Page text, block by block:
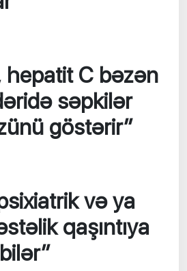
hepatit C bəzən
səpkilər
göstərir”
və ya
qaşıntıya